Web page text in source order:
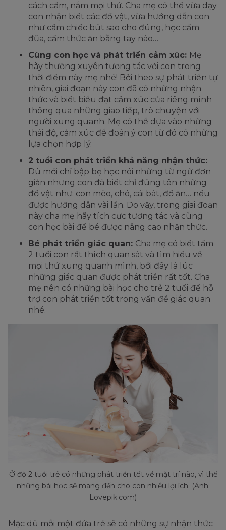
cách cầm, nắm mọi thứ. Cha mẹ có thể vừa dạy
con nhận biết các đồ vật, vừa hướng dẫn con
như cầm chiếc bút sao cho đúng, học cầm
đũa, cầm thức ăn bằng tay nào…
Cùng con học và phát triển cảm xúc: Mẹ
hãy thường xuyên tương tác với con trong
thời điểm này mẹ nhé! Bởi theo sự phát triển tự
nhiên, giai đoạn này con đã có những nhận
thức và biết biểu đạt cảm xúc của riêng mình
thông qua những giao tiếp, trò chuyện với
người xung quanh. Mẹ có thể dựa vào những
thái độ, cảm xúc để đoán ý con từ đó có những
lựa chọn hợp lý.
2 tuổi con phát triển khả năng nhận thức:
Dù mới chỉ bập bẹ học nói những từ ngữ đơn
giản nhưng con đã biết chỉ đúng tên những
đồ vật như: con mèo, chó, cái bát, đồ ăn… nếu
được hướng dẫn vài lần. Do vậy, trong giai đoạn
này cha mẹ hãy tích cực tương tác và cùng
con học bài để bé được nâng cao nhận thức.
Bé phát triển giác quan: Cha mẹ có biết tầm
2 tuổi con rất thích quan sát và tìm hiểu về
mọi thứ xung quanh mình, bởi đây là lúc
những giác quan được phát triển rất tốt. Cha
mẹ nên có những bài học cho trẻ 2 tuổi để hỗ
trợ con phát triển tốt trong vấn đề giác quan
nhé.
Ở độ 2 tuổi trẻ có những phát triển tốt về mặt trí não, vì thế
những bài học sẽ mang đến cho con nhiều lợi ích. (Ảnh:
Lovepik.com)
Mặc dù mỗi một đứa trẻ sẽ có những sự nhận thức